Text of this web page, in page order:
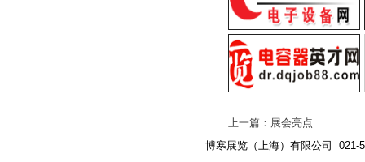
上一篇：展会亮点
博寒展览（上海）有限公司 021-5447 6198